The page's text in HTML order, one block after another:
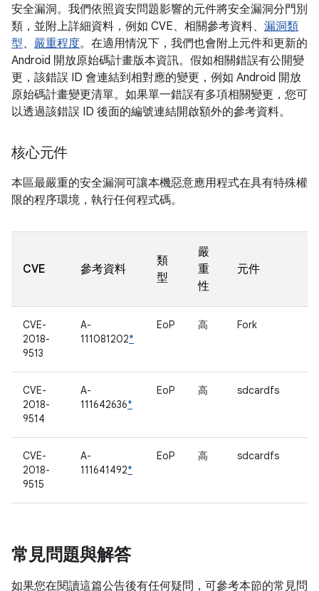
安全漏洞。我們依照資安問題影響的元件將安全漏洞分門別
類，並附上詳細資料，例如 CVE、相關參考資料、 漏洞類
型、 嚴重程度。在適用情況下，我們也會附上元件和更新的
Android 開放原始碼計畫版本資訊。假如相關錯誤有公開變
更，該錯誤 ID 會連結到相對應的變更，例如 Android 開放
原始碼計畫變更清單。如果單一錯誤有多項相關變更，您可
以透過該錯誤 ID 後面的編號連結開啟額外的參考資料。
核心元件
本區最嚴重的安全漏洞可讓本機惡意應用程式在具有特殊權
限的程序環境，執行任何程式碼。
CVE 參考資料
類
型
嚴
重
性
元件
CVE-
2018-
9513
A-
111081202*
EoP 高 Fork
CVE-
2018-
9514
A-
111642636*
EoP 高 sdcardfs
CVE-
2018-
9515
A-
111641492*
EoP 高 sdcardfs
常見問題與解答
如果您在閱讀這篇公告後有任何疑問，可參考本節的常見問